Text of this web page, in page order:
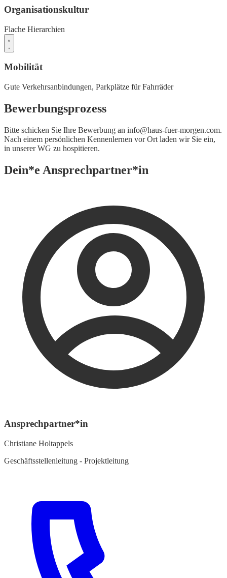
Organisationskultur
Flache Hierarchien
Mobilität
Gute Verkehrsanbindungen, Parkplätze für Fahrräder
Bewerbungsprozess
Bitte schicken Sie Ihre Bewerbung an info@haus-fuer-morgen.com.
Nach einem persönlichen Kennenlernen vor Ort laden wir Sie ein,
in unserer WG zu hospitieren.
Dein*e Ansprechpartner*in
Ansprechpartner*in
Christiane Holtappels
Geschäftsstellenleitung - Projektleitung